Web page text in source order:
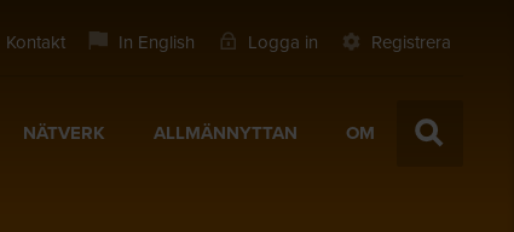
Kontakt In English Logga in Registrera
NÄTVERK ALLMÄNNYTTAN OM